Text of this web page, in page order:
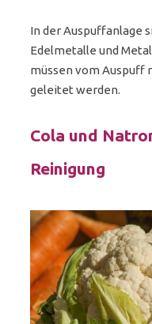
In der Auspuffanlage
Edelmetalle und
müssen vom Auspuff
geleitet werden.
Cola und
Reinigung